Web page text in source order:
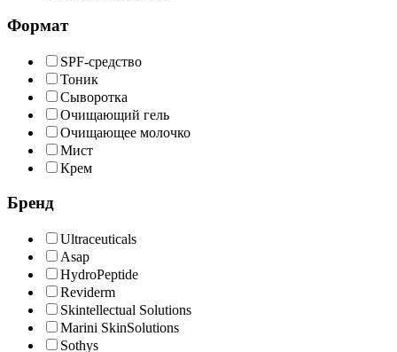
Формат
SPF-средство
Тоник
Сыворотка
Очищающий гель
Очищающее молочко
Мист
Крем
Бренд
Ultraceuticals
Asap
HydroPeptide
Reviderm
Skintellectual Solutions
Marini SkinSolutions
Sothys